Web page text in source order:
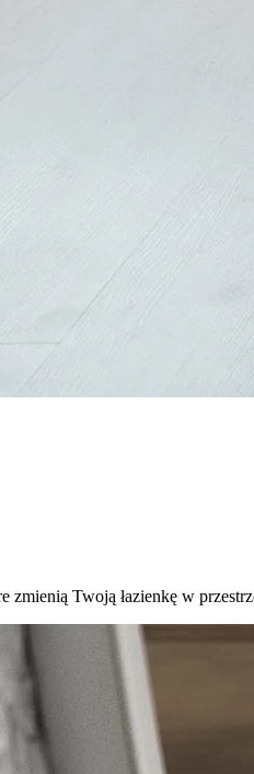
Twoją łazienkę w